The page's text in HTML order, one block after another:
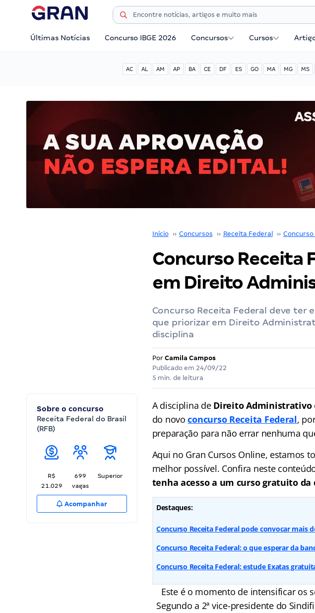
Últimas Notícias Concurso IBGE 2026 Concursos Cursos
AC AL AM AP BA CE DF ES GO MA MG MS
Início ›› Concursos ›› Receita Federal ›› Concurso
Concurso Receita
em Direito
Concurso Receita Federal deve ter
que priorizar em Direito
disciplina
Por Camila Campos
Publicado em 24/09/22
5 min. de leitura
Sobre o concurso
Receita Federal do Brasil
(RFB)
R$
21.029
699
vagas
Superior
Acompanhar
A disciplina de Direito Administrativo
do novoconcurso Receita Federal,
preparação para não errar nenhuma
Aqui no Gran Cursos Online, estamos
melhor possível. Confira neste
tenha acesso a um curso gratuito da
Destaques:
Concurso Receita Federal pode convocar mais
Concurso Receita Federal: o que esperar da
Concurso Receita Federal: estude Exatas
Este é o momento de intensificar os
Segundo a 2ª vice-presidente do